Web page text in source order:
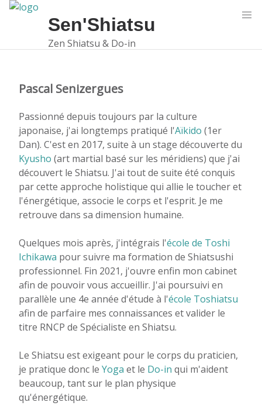
Sen'Shiatsu
Zen Shiatsu & Do-in
Pascal Senizergues
Passionné depuis toujours par la culture
japonaise, j'ai longtemps pratiqué l'Aïkido (1er
Dan). C'est en 2017, suite à un stage découverte du
Kyusho (art martial basé sur les méridiens) que j'ai
découvert le Shiatsu. J'ai tout de suite été conquis
par cette approche holistique qui allie le toucher et
l'énergétique, associe le corps et l'esprit. Je me
retrouve dans sa dimension humaine.
Quelques mois après, j'intégrais l'école de Toshi
Ichikawa pour suivre ma formation de Shiatsushi
professionnel. Fin 2021, j'ouvre enfin mon cabinet
afin de pouvoir vous accueillir. J'ai poursuivi en
parallèle une 4e année d'étude à l'école Toshiatsu
afin de parfaire mes connaissances et valider le
titre RNCP de Spécialiste en Shiatsu.
Le Shiatsu est exigeant pour le corps du praticien,
je pratique donc le Yoga et le Do-in qui m'aident
beaucoup, tant sur le plan physique
qu'énergétique.